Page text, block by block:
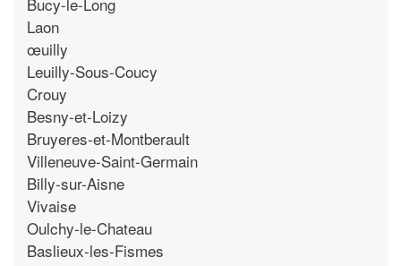
Laon
œuilly
Leuilly-Sous-Coucy
Crouy
Besny-et-Loizy
Bruyeres-et-Montberault
Villeneuve-Saint-Germain
Billy-sur-Aisne
Vivaise
Oulchy-le-Chateau
Baslieux-les-Fismes